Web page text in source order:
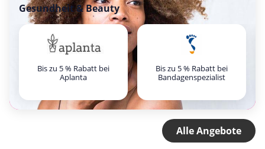
Gesundheit & Beauty
Bis zu 5 % Rabatt bei
Aplanta
Bis zu 5 % Rabatt bei
Bandagenspezialist
Alle Angebote